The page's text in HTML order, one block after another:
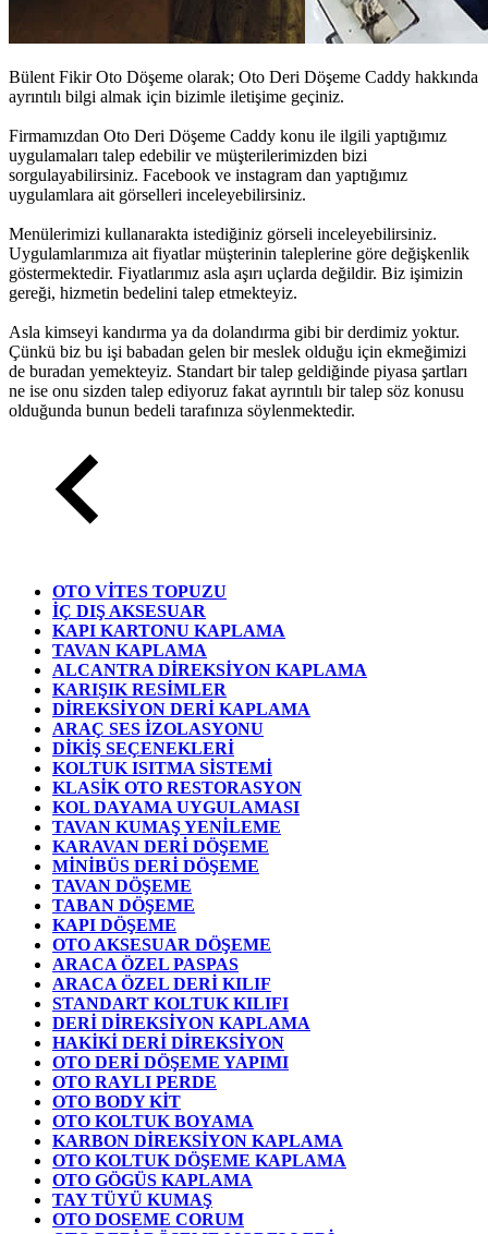
Bülent Fikir Oto Döşeme olarak; Oto Deri Döşeme Caddy hakkında
ayrıntılı bilgi almak için bizimle iletişime geçiniz.
Firmamızdan Oto Deri Döşeme Caddy konu ile ilgili yaptığımız
uygulamaları talep edebilir ve müşterilerimizden bizi
sorgulayabilirsiniz. Facebook ve instagram dan yaptığımız
uygulamlara ait görselleri inceleyebilirsiniz.
Menülerimizi kullanarakta istediğiniz görseli inceleyebilirsiniz.
Uygulamlarımıza ait fiyatlar müşterinin taleplerine göre değişkenlik
göstermektedir. Fiyatlarımız asla aşırı uçlarda değildir. Biz işimizin
gereği, hizmetin bedelini talep etmekteyiz.
Asla kimseyi kandırma ya da dolandırma gibi bir derdimiz yoktur.
Çünkü biz bu işi babadan gelen bir meslek olduğu için ekmeğimizi
de buradan yemekteyiz. Standart bir talep geldiğinde piyasa şartları
ne ise onu sizden talep ediyoruz fakat ayrıntılı bir talep söz konusu
olduğunda bunun bedeli tarafınıza söylenmektedir.
OTO VİTES TOPUZU
İÇ DIŞ AKSESUAR
KAPI KARTONU KAPLAMA
TAVAN KAPLAMA
ALCANTRA DİREKSİYON KAPLAMA
KARIŞIK RESİMLER
DİREKSİYON DERİ KAPLAMA
ARAÇ SES İZOLASYONU
DİKİŞ SEÇENEKLERİ
KOLTUK ISITMA SİSTEMİ
KLASİK OTO RESTORASYON
KOL DAYAMA UYGULAMASI
TAVAN KUMAŞ YENİLEME
KARAVAN DERİ DÖŞEME
MİNİBÜS DERİ DÖŞEME
TAVAN DÖŞEME
TABAN DÖŞEME
KAPI DÖŞEME
OTO AKSESUAR DÖŞEME
ARACA ÖZEL PASPAS
ARACA ÖZEL DERİ KILIF
STANDART KOLTUK KILIFI
DERİ DİREKSİYON KAPLAMA
HAKİKİ DERİ DİREKSİYON
OTO DERİ DÖŞEME YAPIMI
OTO RAYLI PERDE
OTO BODY KİT
OTO KOLTUK BOYAMA
KARBON DİREKSİYON KAPLAMA
OTO KOLTUK DÖŞEME KAPLAMA
OTO GÖGÜS KAPLAMA
TAY TÜYÜ KUMAŞ
OTO DOSEME CORUM